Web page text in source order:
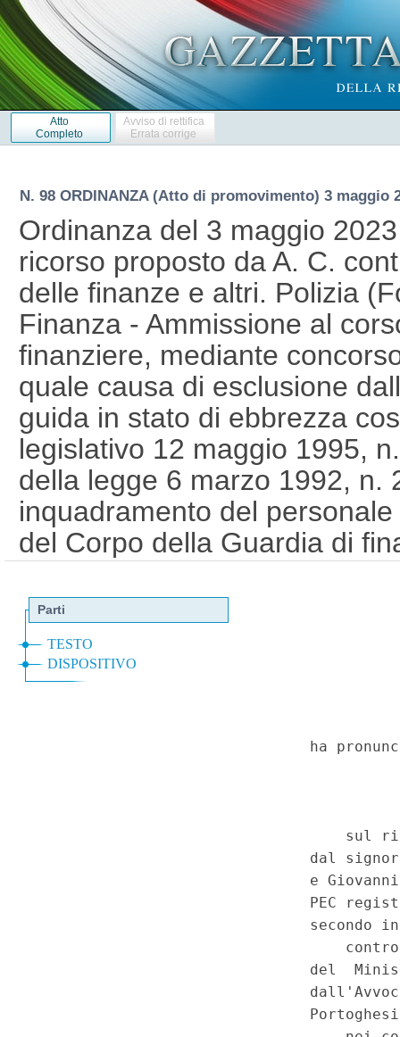
Atto
Completo
Avviso di rettifica
Errata corrige
N. 98 ORDINANZA (Atto di promovimento) 3 maggio
Ordinanza del 3 maggio
ricorso proposto da A. C.
delle finanze e altri. Polizia
Finanza - Ammissione al
finanziere, mediante
quale causa di esclusione
guida in stato di ebbrezza
legislativo 12 maggio 1995,
della legge 6 marzo 1992, n.
inquadramento del
del Corpo della Guardia di
Costituzionale n.33 del 16-8-